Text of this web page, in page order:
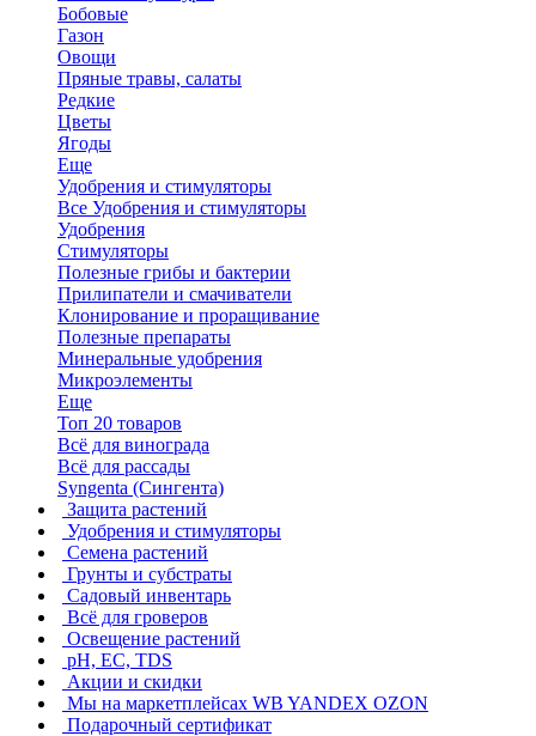
Бобовые
Газон
Овощи
Пряные травы, салаты
Редкие
Цветы
Ягоды
Еще
Удобрения и стимуляторы
Все Удобрения и стимуляторы
Удобрения
Стимуляторы
Полезные грибы и бактерии
Прилипатели и смачиватели
Клонирование и проращивание
Полезные препараты
Минеральные удобрения
Микроэлементы
Еще
Топ 20 товаров
Всё для винограда
Всё для рассады
Syngenta (Сингента)
Защита растений
Удобрения и стимуляторы
Семена растений
Грунты и субстраты
Садовый инвентарь
Всё для гроверов
Освещение растений
pH, EC, TDS
Акции и скидки
Мы на маркетплейсах WB YANDEX OZON
Подарочный сертификат